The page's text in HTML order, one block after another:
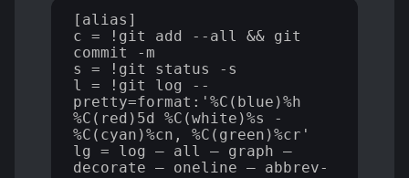
[alias]
c = !git add --all && git
commit -m
s = !git status -s
l = !git log --
pretty=format:'%C(blue)%h
%C(red)5d %C(white)%s -
%C(cyan)%cn, %C(green)%cr'
lg = log — all — graph —
decorate — oneline — abbrev-